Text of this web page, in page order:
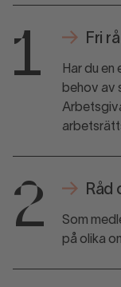
Fri
Har du
behov av
1
Råd
Som
på olika
2